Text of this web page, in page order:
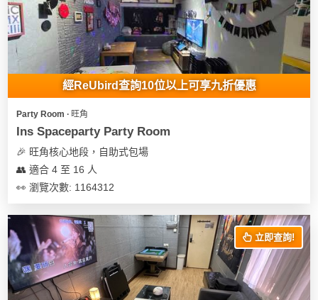
經ReUbird查詢10位以上可享九折優惠
Party Room ∙ 旺角
Ins Spaceparty Party Room
🎉 旺角核心地段，自助式包場
👥 適合 4 至 16 人
👀 瀏覽次數: 1164312
立即查詢!